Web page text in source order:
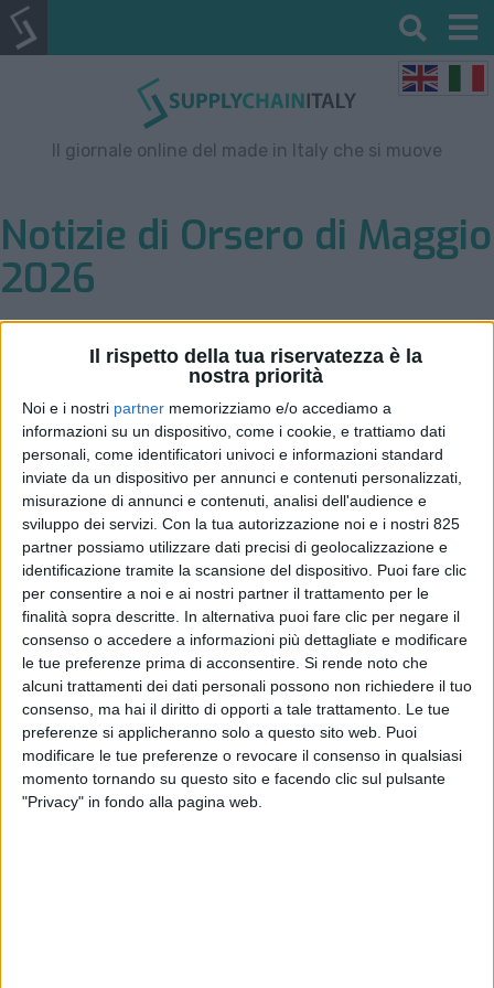
Il rispetto della tua riservatezza è la
nostra priorità
Noi e i nostri partner memorizziamo e/o accediamo a
informazioni su un dispositivo, come i cookie, e trattiamo dati
personali, come identificatori univoci e informazioni standard
inviate da un dispositivo per annunci e contenuti personalizzati,
misurazione di annunci e contenuti, analisi dell'audience e
sviluppo dei servizi. Con la tua autorizzazione noi e i nostri 825
partner possiamo utilizzare dati precisi di geolocalizzazione e
identificazione tramite la scansione del dispositivo. Puoi fare clic
per consentire a noi e ai nostri partner il trattamento per le
finalità sopra descritte. In alternativa puoi fare clic per negare il
consenso o accedere a informazioni più dettagliate e modificare
le tue preferenze prima di acconsentire. Si rende noto che
alcuni trattamenti dei dati personali possono non richiedere il tuo
consenso, ma hai il diritto di opporti a tale trattamento. Le tue
preferenze si applicheranno solo a questo sito web. Puoi
modificare le tue preferenze o revocare il consenso in qualsiasi
momento tornando su questo sito e facendo clic sul pulsante
"Privacy" in fondo alla pagina web.
Il giornale online del made in Italy che si muove
Notizie di Orsero di Maggio
2026
Filtro per data
Fruttital (Orsero) digitalizza
la supply chain del fresco
con Cegeka
26 MAGGIO 2026
VUOI RICEVERE AGGIORNAMENTI SUI
TUOI TOPICS PREFERITI OGNI